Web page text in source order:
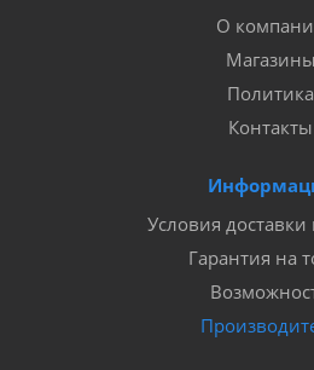
О
Магазины
Политика
Контакты
Условия
Гарантия на